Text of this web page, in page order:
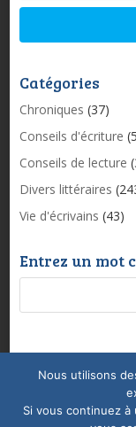
Catégories
Chroniques (37)
Conseils d'écriture
Conseils de lecture
Divers littéraires
Vie d'écrivains (43)
Entrez un mot
Mentions
Conditions
Nous utilisons
Si vous continuez